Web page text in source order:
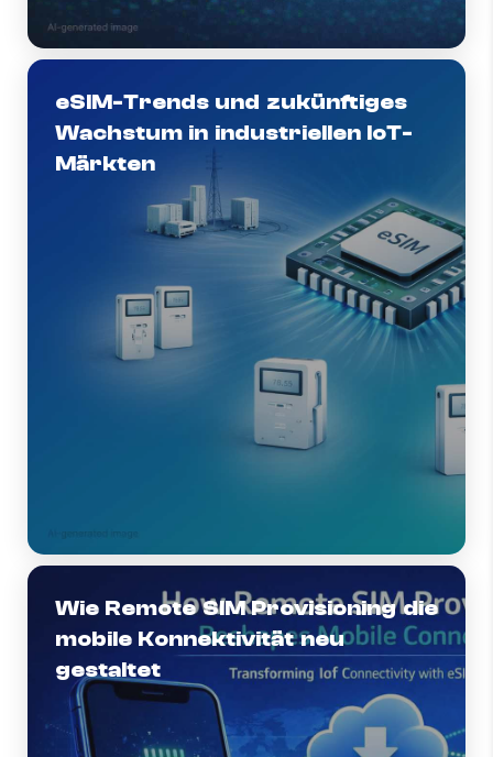
eSIM-Trends und zukünftiges
Wachstum in industriellen IoT-
Märkten
Wie Remote SIM Provisioning die
mobile Konnektivität neu
gestaltet